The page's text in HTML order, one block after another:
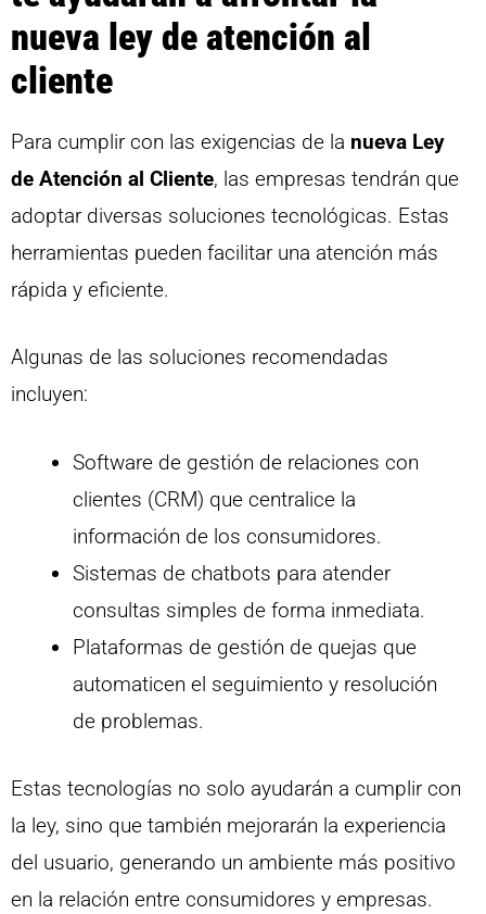
nueva ley de atención al
cliente
Para cumplir con las exigencias de la nueva Ley
de Atención al Cliente, las empresas tendrán que
adoptar diversas soluciones tecnológicas. Estas
herramientas pueden facilitar una atención más
rápida y eficiente.
Algunas de las soluciones recomendadas
incluyen:
Software de gestión de relaciones con
clientes (CRM) que centralice la
información de los consumidores.
Sistemas de chatbots para atender
consultas simples de forma inmediata.
Plataformas de gestión de quejas que
automaticen el seguimiento y resolución
de problemas.
Estas tecnologías no solo ayudarán a cumplir con
la ley, sino que también mejorarán la experiencia
del usuario, generando un ambiente más positivo
en la relación entre consumidores y empresas.